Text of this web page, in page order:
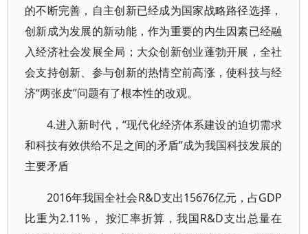
的不断完善，自主创新已经成为国家战略路径选择，
创新成为发展的新动能，作为重要的内生因素已经融
入经济社会发展全局；大众创新创业蓬勃开展，全社
会支持创新、参与创新的热情空前高涨，使科技与经
济“两张皮”问题有了根本性的改观。
4.进入新时代，“现代化经济体系建设的迫切需求
和科技有效供给不足之间的矛盾”成为我国科技发展的
主要矛盾
2016年我国全社会R&D支出15676亿元，占GDP
比重为2.11%， 按汇率折算，我国R&D支出总量在